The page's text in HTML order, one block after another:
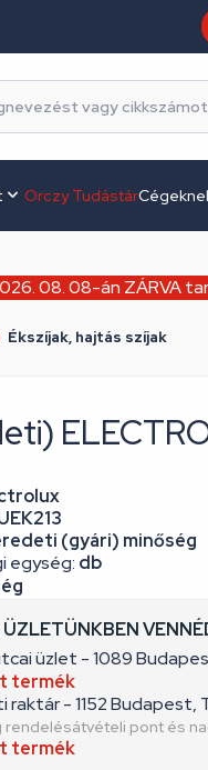
Orczy Tudástár
08. 08-án ZÁRVA
Ékszíjak, hajtás szíjak
(gyári) minőség
egység: db
üzlet - 1089
termék
raktár - 1152 Budapest,
rendelésátvételi pont és
termék